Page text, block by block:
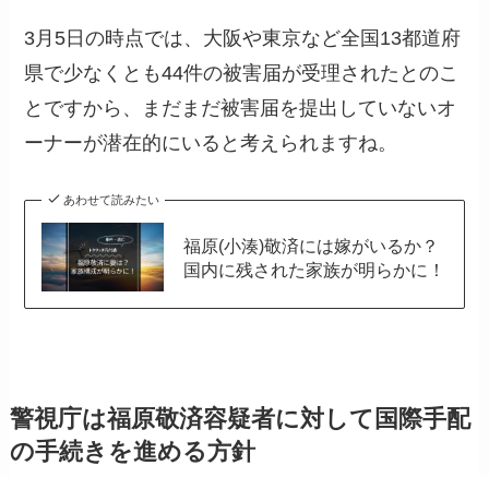
3月5日の時点では、大阪や東京など全国13都道府
県で少なくとも44件の被害届が受理されたとのこ
とですから、まだまだ被害届を提出していないオ
ーナーが潜在的にいると考えられますね。
あわせて読みたい
福原(小湊)敬済には嫁がいるか？
国内に残された家族が明らかに！
警視庁は福原敬済容疑者に対して国際手配
の手続きを進める方針